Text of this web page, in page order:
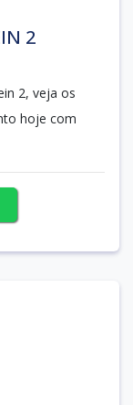
2
2, veja os
hoje com